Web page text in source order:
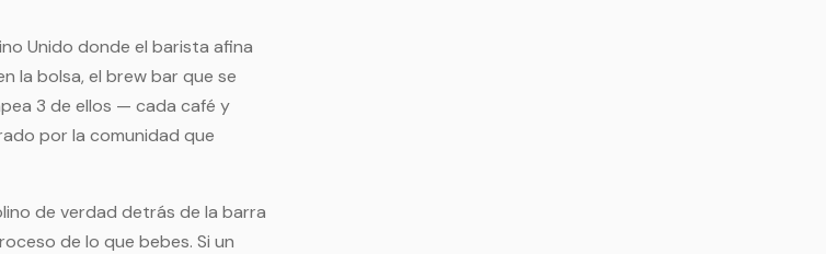
Unido donde el barista afina
la bolsa, el brew bar que se
3 de ellos — cada café y
por la comunidad que
de verdad detrás de la barra
de lo que bebes. Si un